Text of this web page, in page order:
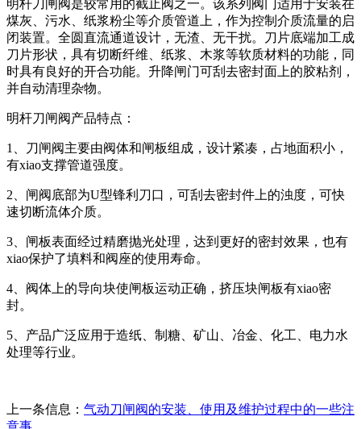
明杆刀闸阀是较常用的截止阀之一。该系列阀门适用于安装在
煤灰、污水、纸浆粉尘等介质管道上，作为控制介质流量的启
闭装置。全圆直流通道设计，无渣、无干扰。刀片底端加工成
刀片形状，具有切断纤维、纸浆、木浆等软质材料的功能，同
时具有良好的开合功能。升降闸门可刮去密封面上的胶粘剂，
并自动清理杂物。
明杆刀闸阀产品特点：
1、刀闸阀主要由阀体和闸板组成，设计紧凑，占地面积小，
有xiao支撑管道强度。
2、闸阀底部为U型锋利刀口，可刮去密封件上的浊度，可快
速切断流体介质。
3、闸板表面经过精磨抛光处理，达到更好的密封效果，也有
xiao保护了填料和阀座的使用寿命。
4、阀体上的导向块使闸板运动正确，挤压块闸板有xiao密
封。
5、产品广泛应用于造纸、制糖、矿山、冶金、化工、电力水
处理等行业。
上一条信息： 气动刀闸阀的安装、使用及维护过程中的一些注
意事